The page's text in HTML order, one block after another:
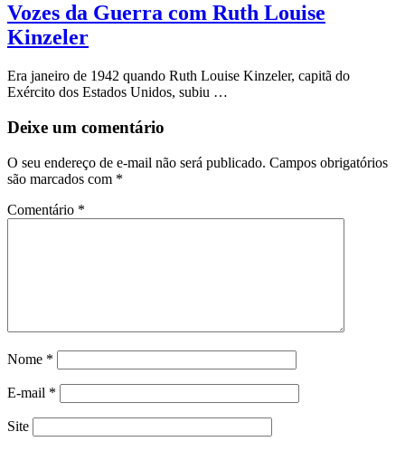
Vozes da Guerra com Ruth Louise
Kinzeler
Era janeiro de 1942 quando Ruth Louise Kinzeler, capitã do
Exército dos Estados Unidos, subiu …
Deixe um comentário
O seu endereço de e-mail não será publicado. Campos obrigatórios
são marcados com *
Comentário *
Nome *
E-mail *
Site